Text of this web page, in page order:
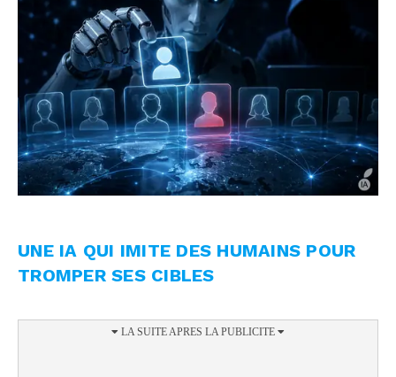
UNE IA QUI IMITE DES HUMAINS POUR
TROMPER SES CIBLES